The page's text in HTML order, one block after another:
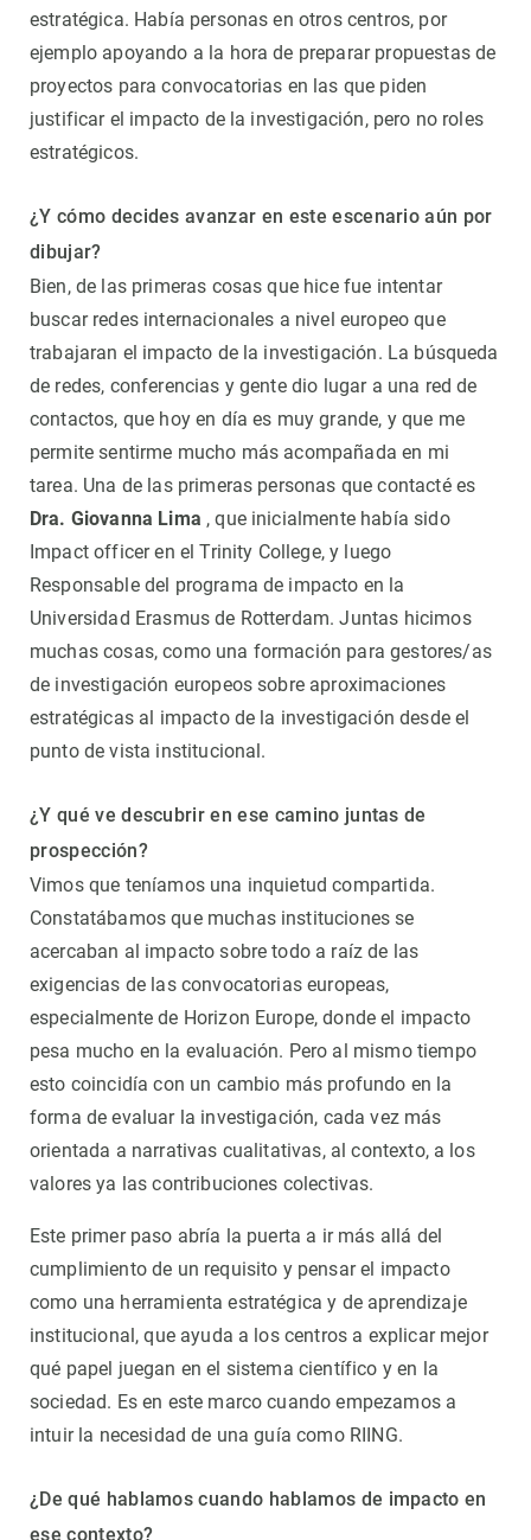
estratégica. Había personas en otros centros, por
ejemplo apoyando a la hora de preparar propuestas de
proyectos para convocatorias en las que piden
justificar el impacto de la investigación, pero no roles
estratégicos.
¿Y cómo decides avanzar en este escenario aún por
dibujar?
Bien, de las primeras cosas que hice fue intentar
buscar redes internacionales a nivel europeo que
trabajaran el impacto de la investigación. La búsqueda
de redes, conferencias y gente dio lugar a una red de
contactos, que hoy en día es muy grande, y que me
permite sentirme mucho más acompañada en mi
tarea. Una de las primeras personas que contacté es
Dra. Giovanna Lima , que inicialmente había sido
Impact officer en el Trinity College, y luego
Responsable del programa de impacto en la
Universidad Erasmus de Rotterdam. Juntas hicimos
muchas cosas, como una formación para gestores/as
de investigación europeos sobre aproximaciones
estratégicas al impacto de la investigación desde el
punto de vista institucional.
¿Y qué ve descubrir en ese camino juntas de
prospección?
Vimos que teníamos una inquietud compartida.
Constatábamos que muchas instituciones se
acercaban al impacto sobre todo a raíz de las
exigencias de las convocatorias europeas,
especialmente de Horizon Europe, donde el impacto
pesa mucho en la evaluación. Pero al mismo tiempo
esto coincidía con un cambio más profundo en la
forma de evaluar la investigación, cada vez más
orientada a narrativas cualitativas, al contexto, a los
valores ya las contribuciones colectivas.
Este primer paso abría la puerta a ir más allá del
cumplimiento de un requisito y pensar el impacto
como una herramienta estratégica y de aprendizaje
institucional, que ayuda a los centros a explicar mejor
qué papel juegan en el sistema científico y en la
sociedad. Es en este marco cuando empezamos a
intuir la necesidad de una guía como RIING.
¿De qué hablamos cuando hablamos de impacto en
ese contexto?